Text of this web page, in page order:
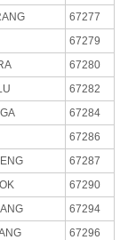
67277
67279
67280
67282
67284
67286
67287
67290
67294
67296